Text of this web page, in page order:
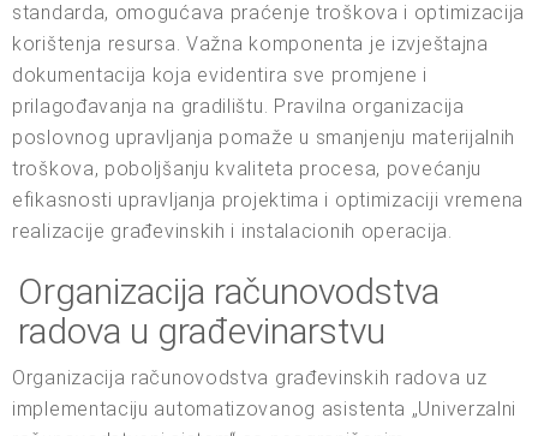
standarda, omogućava praćenje troškova i optimizacija
korištenja resursa. Važna komponenta je izvještajna
dokumentacija koja evidentira sve promjene i
prilagođavanja na gradilištu. Pravilna organizacija
poslovnog upravljanja pomaže u smanjenju materijalnih
troškova, poboljšanju kvaliteta procesa, povećanju
efikasnosti upravljanja projektima i optimizaciji vremena
realizacije građevinskih i instalacionih operacija.
Organizacija računovodstva
radova u građevinarstvu
Organizacija računovodstva građevinskih radova uz
implementaciju automatizovanog asistenta „Univerzalni